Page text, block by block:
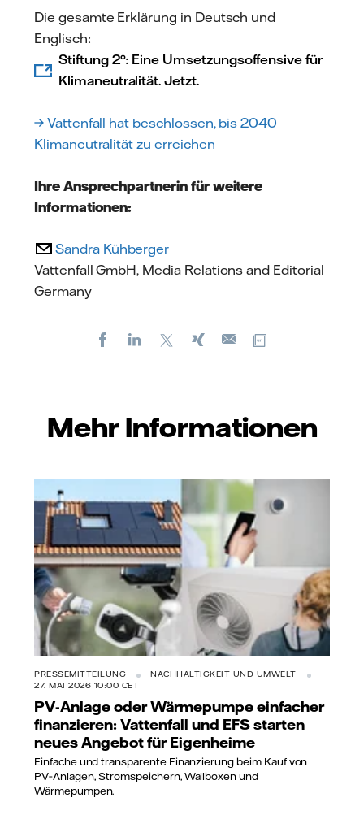
Die gesamte Erklärung in Deutsch und
Englisch:
Stiftung 2°: Eine Umsetzungsoffensive für
Klimaneutralität. Jetzt.
→ Vattenfall hat beschlossen, bis 2040
Klimaneutralität zu erreichen
Ihre Ansprechpartnerin für weitere
Informationen:
Sandra Kühberger
Vattenfall GmbH, Media Relations and Editorial
Germany
FacebookLinkedIn Xing
E-
Mehr Informationen
PRESSEMITTEILUNG
NACHHALTIGKEIT UND UMWELT
27. MAI 2026 10:00 CET
PV-Anlage oder Wärmepumpe einfacher
finanzieren: Vattenfall und EFS starten
neues Angebot für Eigenheime
Einfache und transparente Finanzierung beim Kauf von
PV‑Anlagen, Stromspeichern, Wallboxen und
Wärmepumpen.